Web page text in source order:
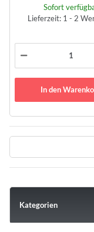
Sofort
Lieferzeit: 1 - 2
In den
Kategorien